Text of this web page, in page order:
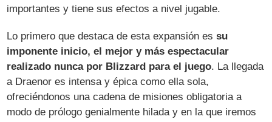
importantes y tiene sus efectos a nivel jugable.
Lo primero que destaca de esta expansión essu
imponente inicio, el mejor y más espectacular
realizado nunca por Blizzard para el juego. La llegada
a Draenor es intensa y épica como ella sola,
ofreciéndonos una cadena de misiones obligatoria a
modo de prólogo genialmente hilada y en la que iremos